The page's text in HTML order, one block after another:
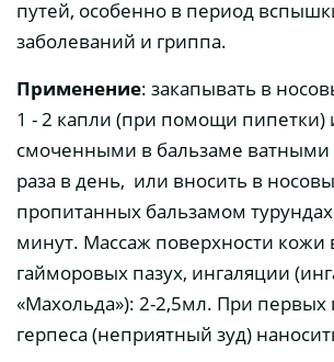
путей, особенно в период
заболеваний и гриппа.
Применение: закапывать в
1 - 2 капли (при помощи пипетки)
смоченными в бальзаме ватными
раза в день, или вносить в
пропитанных бальзамом
минут. Массаж поверхности кожи
гайморовых пазух, ингаляции
«Махольда»): 2-2,5мл. При первых
герпеса (неприятный зуд)